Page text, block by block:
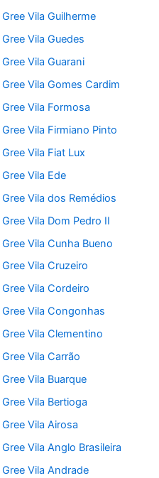
Vila Guilherme
Vila Guedes
Vila Guarani
Vila Gomes Cardim
Vila Formosa
Vila Firmiano Pinto
Vila Fiat Lux
Vila Ede
Vila dos Remédios
Vila Dom Pedro II
Vila Cunha Bueno
Vila Cruzeiro
Vila Cordeiro
Vila Congonhas
Vila Clementino
Vila Carrão
Vila Buarque
Vila Bertioga
Vila Airosa
Vila Anglo Brasileira
Vila Andrade